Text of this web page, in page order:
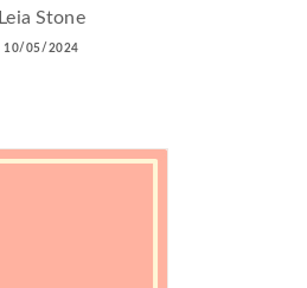
Leia Stone
10/05/2024